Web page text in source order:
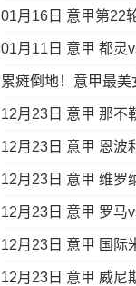
01月11日 意甲 都灵
累瘫倒地！意甲最
12月23日 意甲 那不
12月23日 意甲 恩波
12月23日 意甲 维罗
12月23日 意甲 罗马
12月23日 意甲 国际
12月23日 意甲 威尼